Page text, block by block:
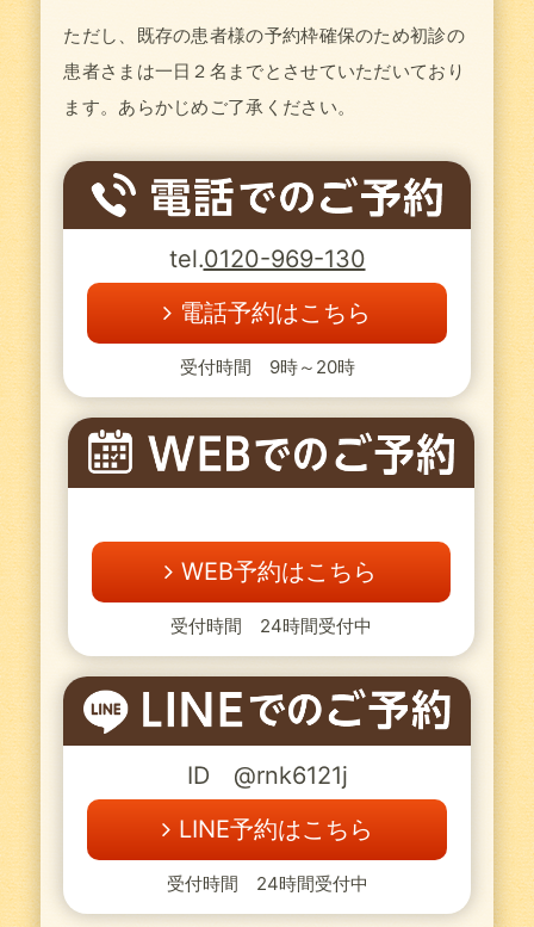
ただし、既存の患者様の予約枠確保のため初診の
患者さまは一日２名までとさせていただいており
ます。あらかじめご了承ください。
tel.0120-969-130
電話予約はこちら
受付時間 9時～20時
WEB予約はこちら
受付時間 24時間受付中
ID @rnk6121j
LINE予約はこちら
受付時間 24時間受付中